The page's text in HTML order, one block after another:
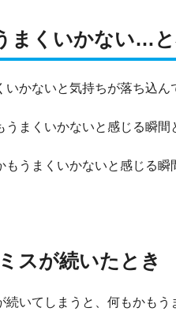
まくいかない…と
いかないと気持ちが落ち込ん
うまくいかないと感じる瞬間
もうまくいかないと感じる瞬
スが続いたとき
続いてしまうと、何もかもう